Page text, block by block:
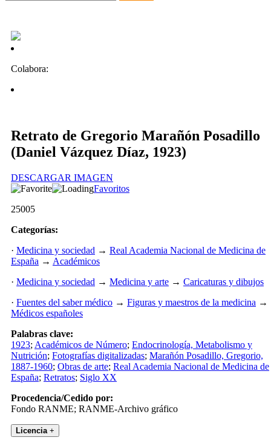
Colabora:
Retrato de Gregorio Marañón Posadillo
(Daniel Vázquez Díaz, 1923)
DESCARGAR IMAGEN
Favoritos
25005
Categorías:
· Medicina y sociedad → Real Academia Nacional de Medicina de
España → Académicos
· Medicina y sociedad → Medicina y arte → Caricaturas y dibujos
· Fuentes del saber médico → Figuras y maestros de la medicina →
Médicos españoles
Palabras clave:
1923; Académicos de Número; Endocrinología, Metabolismo y
Nutrición; Fotografías digitalizadas; Marañón Posadillo, Gregorio,
1887-1960; Obras de arte; Real Academia Nacional de Medicina de
España; Retratos; Siglo XX
Procedencia/Cedido por:
Fondo RANME; RANME-Archivo gráfico
Licencia +